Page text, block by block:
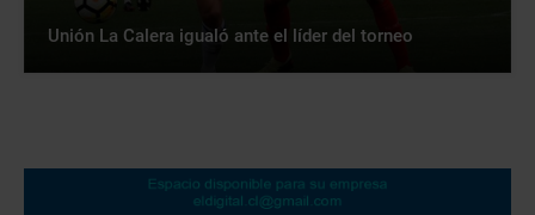
Unión La Calera igualó ante el líder del torneo